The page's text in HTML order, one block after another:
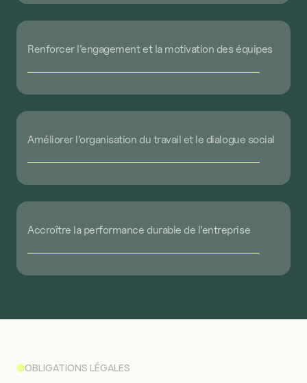
Renforcer l’engagementet la motivation deséquipes
Améliorer l’organisation du travail et le dialogue social
Accroître la performance durable de l’entreprise
OBLIGATIONS LÉGALES